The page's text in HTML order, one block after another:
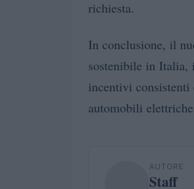
richiesta.
In conclusione, il
sostenibile in Italia,
incentivi consistenti
automobili
AUTORE
Staff